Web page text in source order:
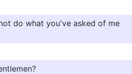
do what you've asked of me